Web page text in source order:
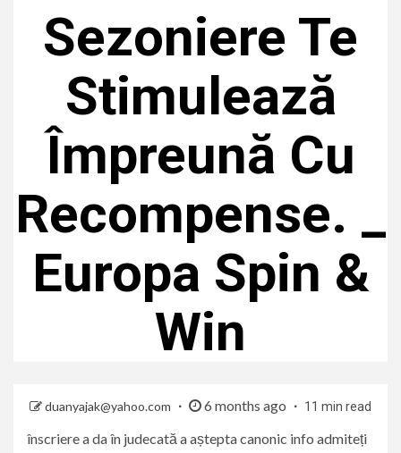
Sezoniere Te
Stimulează
Împreună Cu
Recompense. _
Europa Spin &
Win
duanyajak@yahoo.com 6 months ago 11 min read
înscriere a da în judecată a aștepta canonic info admiteți